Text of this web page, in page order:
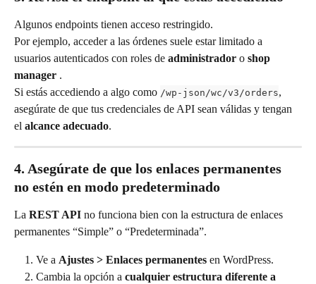
Algunos endpoints tienen acceso restringido.
Por ejemplo, acceder a las órdenes suele estar limitado a
usuarios autenticados con roles de administrador o shop
manager .
Si estás accediendo a algo como /wp-json/wc/v3/orders,
asegúrate de que tus credenciales de API sean válidas y tengan
el alcance adecuado.
4. Asegúrate de que los enlaces permanentes
no estén en modo predeterminado
La REST API no funciona bien con la estructura de enlaces
permanentes “Simple” o “Predeterminada”.
Ve a Ajustes > Enlaces permanentes en WordPress.
Cambia la opción a cualquier estructura diferente a